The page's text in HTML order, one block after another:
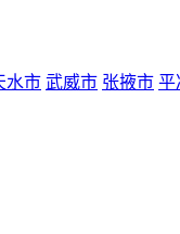
水市 武威市 张掖市 平